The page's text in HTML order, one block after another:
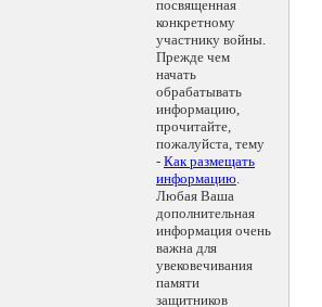
посвященная
конкретному
участнику войны.
Прежде чем
начать
обрабатывать
информацию,
прочитайте,
пожалуйста, тему
- Как размещать
информацию.
Любая Ваша
дополнительная
информация очень
важна для
увековечивания
памяти
защитников